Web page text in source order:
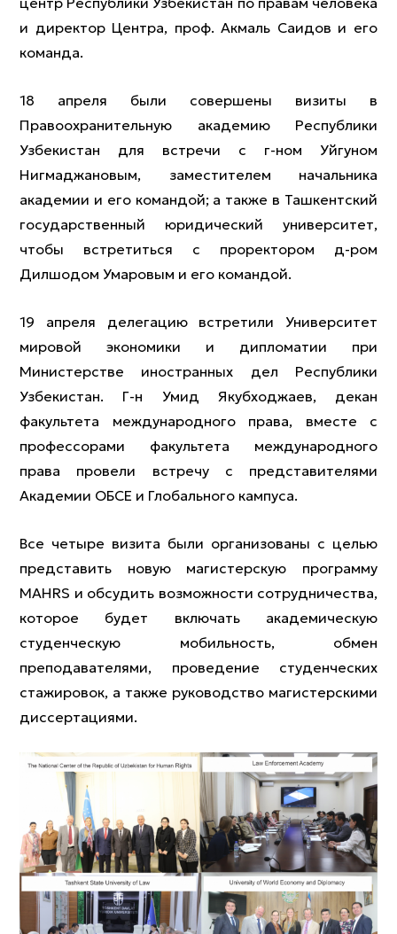
и директор Центра, проф. Акмаль Саидов и его
команда.
18 апреля были совершены визиты в
Правоохранительную академию Республики
Узбекистан для встречи с г-ном Уйгуном
Нигмаджановым, заместителем начальника
академии и его командой; а также в Ташкентский
государственный юридический университет,
чтобы встретиться с проректором д-ром
Дилшодом Умаровым и его командой.
19 апреля делегацию встретили Университет
мировой экономики и дипломатии при
Министерстве иностранных дел Республики
Узбекистан. Г-н Умид Якубходжаев, декан
факультета международного права, вместе с
профессорами факультета международного
права провели встречу с представителями
Академии ОБСЕ и Глобального кампуса.
Все четыре визита были организованы с целью
представить новую магистерскую программу
MAHRS и обсудить возможности сотрудничества,
которое будет включать академическую
студенческую мобильность, обмен
преподавателями, проведение студенческих
стажировок, а также руководство магистерскими
диссертациями.